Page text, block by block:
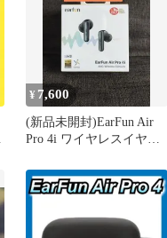
¥ 7,600
(新品未開封)EarFun Air
Pro 4i ワイヤレスイヤホ